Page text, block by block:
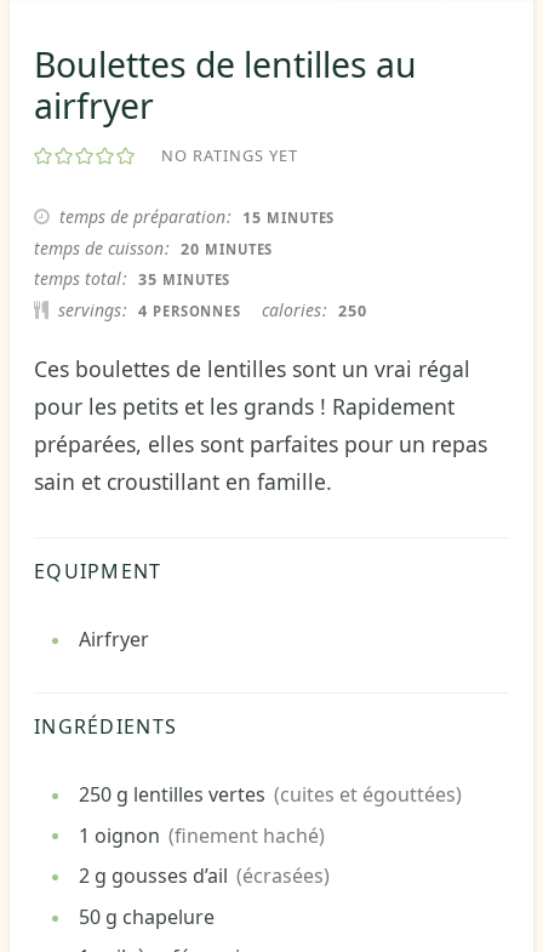
Boulettes de lentilles au
airfryer
NO RATINGS YET
temps de préparation 15 MINUTES
MINUTES
temps de cuisson 20 MINUTES
MINUTES
temps total 35 MINUTES
MINUTES
servings 4 PERSONNES calories 250
Ces boulettes de lentilles sont un vrai régal
pour les petits et les grands ! Rapidement
préparées, elles sont parfaites pour un repas
sain et croustillant en famille.
EQUIPMENT
Airfryer
INGRÉDIENTS
250 g lentilles vertes (cuites et égouttées)
1 oignon (finement haché)
2 g gousses d’ail (écrasées)
50 g chapelure